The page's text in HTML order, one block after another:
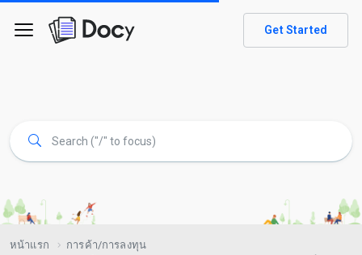
Get Started
หน้าแรก
การค้า/การลงทุน